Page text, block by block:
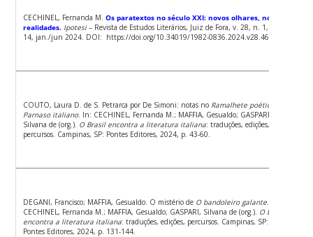
CECHINEL, Fernanda M.Os paratextos no século XXI: novos olhares, novas
realidades. Ipotesi– Revista de Estudos Literários, Juiz de Fora, v. 28, n. 1, p. 1-
14, jan./jun 2024. DOI: https://doi.org/10.34019/1982-0836.2024.v28.46459.
COUTO, Laura D. de S. Petrarca por De Simoni: notas no Ramalhete poético do
Parnaso italiano. In: CECHINEL, Fernanda M.; MAFFIA, Gesualdo; GASPARI,
Silvana de (org.). O Brasil encontra a literatura italiana: traduções, edições,
percursos. Campinas, SP: Pontes Editores, 2024, p. 43-60.
DEGANI, Francisco; MAFFIA, Gesualdo. O mistério de O bandoleiro galante
CECHINEL, Fernanda M.; MAFFIA, Gesualdo; GASPARI, Silvana de (org.). O Brasil
encontra a literatura italiana: traduções, edições, percursos. Campinas, SP:
Pontes Editores, 2024, p. 131-144.